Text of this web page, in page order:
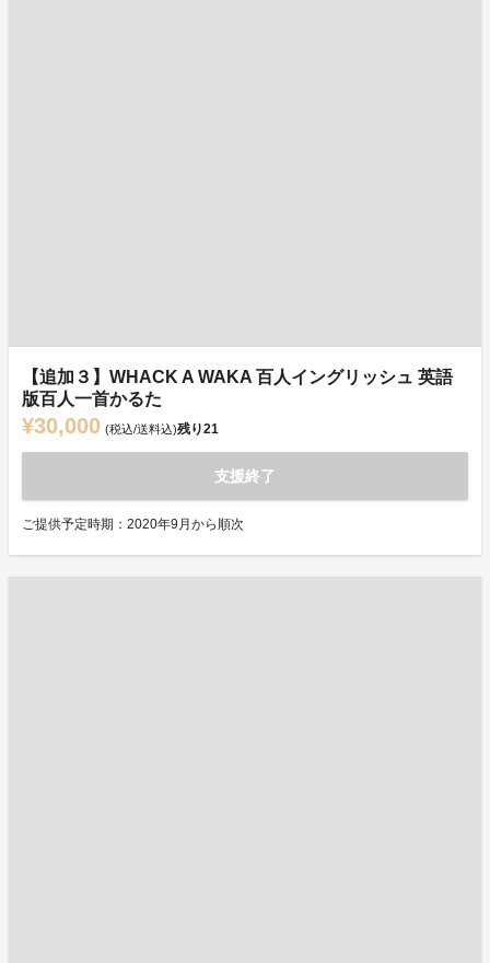
【追加３】WHACK A WAKA 百人イングリッシュ 英語
版百人一首かるた
¥30,000 (税込/送料込)残り21
支援終了
ご提供予定時期：2020年9月から順次